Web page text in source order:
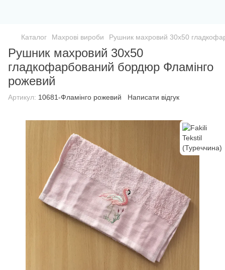
Каталог Махрові вироби Рушник махровий 30х50
Рушник махровий 30х50
гладкофарбований бордюр Фламінго
рожевий
Артикул: 10681-Фламінго рожевий Написати відгук